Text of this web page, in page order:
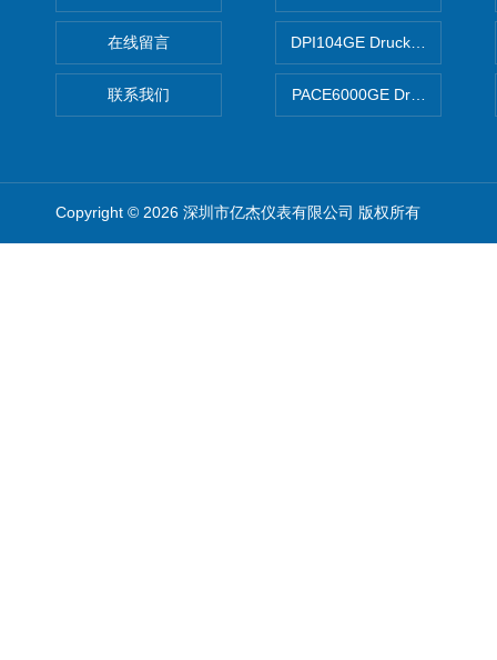
在线留言
联系我们
DPI104GE Druck德鲁克
PACE6000GE Druck德鲁克
Copyright © 2026 深圳市亿杰仪表有限公司 版权所有